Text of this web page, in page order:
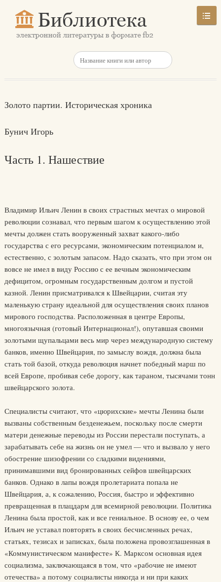
Золото партии. Историческая хроника
Бунич Игорь
Часть 1. Нашествие
Владимир Ильич Ленин в своих страстных мечтах о мировой
революции сознавал, что первым шагом к осуществлению этой
мечты должен стать вооруженный захват какого-либо
государства с его ресурсами, экономическим потенциалом и,
естественно, с золотым запасом. Надо сказать, что при этом он
вовсе не имел в виду Россию с ее вечным экономическим
дефицитом, огромным государственным долгом и пустой
казной. Ленин присматривался к Швейцарии, считая эту
маленькую страну идеальной для осуществления своих планов
мирового господства. Расположенная в центре Европы,
многоязычная (готовый Интернационал!), опутавшая своими
золотыми щупальцами весь мир через международную систему
банков, именно Швейцария, по замыслу вождя, должна была
стать той базой, откуда революция начнет победный марш по
всей Европе, пробивая себе дорогу, как тараном, тысячами тонн
швейцарского золота.
Специалисты считают, что «цюрихские» мечты Ленина были
вызваны собственным безденежьем, поскольку после смерти
матери денежные переводы из России перестали поступать, а
зарабатывать себе на жизнь он не умел — что и вызвало у него
обострение шизофрении со сладкими видениями,
принимавшими вид бронированных сейфов швейцарских
банков. Однако в лапы вождя пролетариата попала не
Швейцария, а, к сожалению, Россия, быстро и эффективно
превращенная в плацдарм для всемирной революции. Политика
Ленина была простой, как и все гениальное. В основу ее, о чем
Ильич не уставал повторять в своих бесчисленных речах,
статьях, тезисах и записках, была положена провозглашенная в
«Коммунистическом манифесте» К. Марксом основная идея
социализма, заключающаяся в том, что «рабочие не имеют
отечества» а потому социалисты никогда и ни при каких